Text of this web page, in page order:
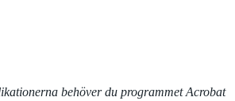
behöver du programmet Acrobat